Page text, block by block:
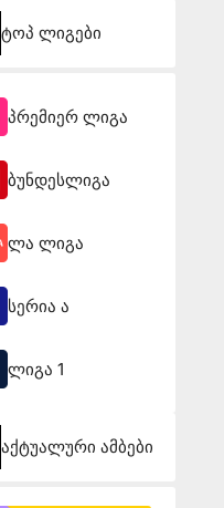
ტოპ ლიგები
პრემიერ ლიგა
ბუნდესლიგა
ლა ლიგა
სერია ა
ლიგა 1
აქტუალური ამბები